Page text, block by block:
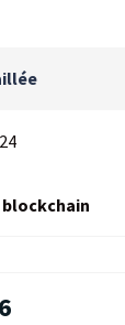
blockchain